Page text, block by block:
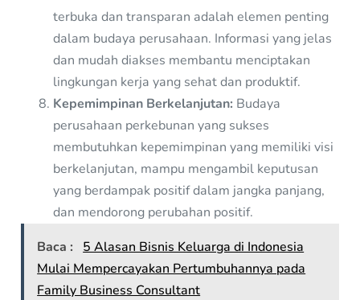
terbuka dan transparan adalah elemen penting
dalam budaya perusahaan. Informasi yang jelas
dan mudah diakses membantu menciptakan
lingkungan kerja yang sehat dan produktif.
Kepemimpinan Berkelanjutan: Budaya
perusahaan perkebunan yang sukses
membutuhkan kepemimpinan yang memiliki visi
berkelanjutan, mampu mengambil keputusan
yang berdampak positif dalam jangka panjang,
dan mendorong perubahan positif.
Baca :
5 Alasan Bisnis Keluarga di Indonesia
Mulai Mempercayakan Pertumbuhannya pada
Family Business Consultant